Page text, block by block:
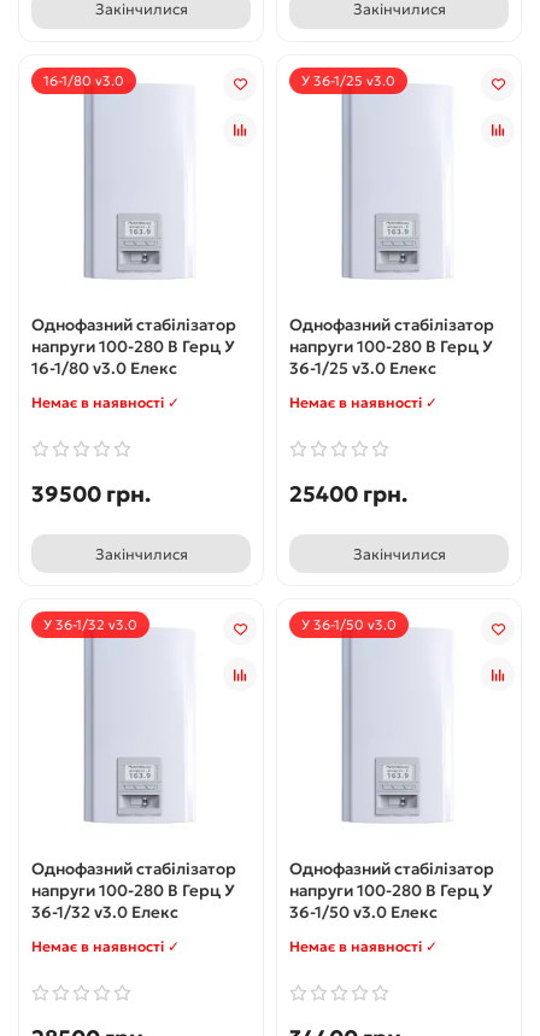
Закінчилися Закінчилися
16-1/80 v3.0
Однофазний стабілізатор
напруги 100-280 В Герц У
16-1/80 v3.0 Елекс
Немає в наявності ✓
39500 грн.
Закінчилися
У 36-1/25 v3.0
Однофазний стабілізатор
напруги 100-280 В Герц У
36-1/25 v3.0 Елекс
Немає в наявності ✓
25400 грн.
Закінчилися
У 36-1/32 v3.0
Однофазний стабілізатор
напруги 100-280 В Герц У
36-1/32 v3.0 Елекс
Немає в наявності ✓
У 36-1/50 v3.0
Однофазний стабілізатор
напруги 100-280 В Герц У
36-1/50 v3.0 Елекс
Немає в наявності ✓